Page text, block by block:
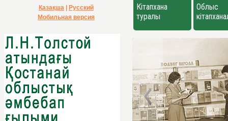
Қазақша
Русский
Мобильная версия
Кітапхана
туралы
Облыс